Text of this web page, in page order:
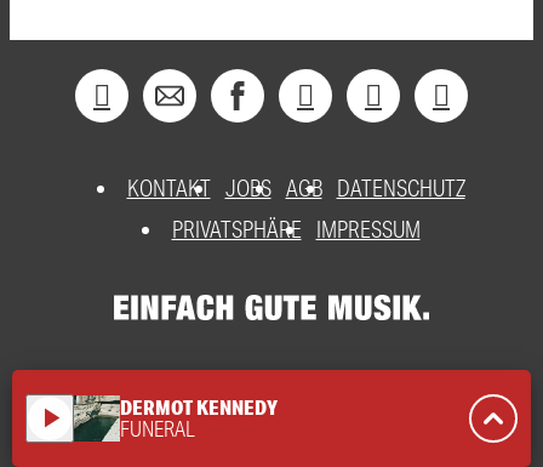
KONTAKT JOBS AGB DATENSCHUTZ
PRIVATSPHÄRE
IMPRESSUM
play_arrow DERMOT KENNEDY
FUNERAL